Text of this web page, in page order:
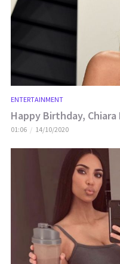
ENTERTAINMENT
Happy Birthday, Chiara
01:06 14/10/2020